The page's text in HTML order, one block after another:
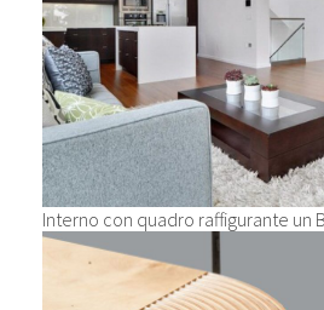
Interno con quadro raffigurante un